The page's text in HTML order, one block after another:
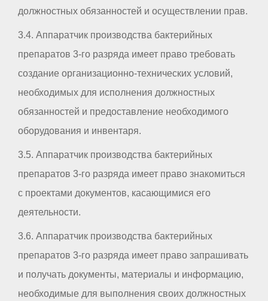
должностных обязанностей и осуществлении прав.
3.4. Аппаратчик производства бактерийных
препаратов 3-го разряда имеет право требовать
создание организационно-технических условий,
необходимых для исполнения должностных
обязанностей и предоставление необходимого
оборудования и инвентаря.
3.5. Аппаратчик производства бактерийных
препаратов 3-го разряда имеет право знакомиться
с проектами документов, касающимися его
деятельности.
3.6. Аппаратчик производства бактерийных
препаратов 3-го разряда имеет право запрашивать
и получать документы, материалы и информацию,
необходимые для выполнения своих должностных